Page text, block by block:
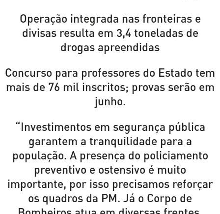
Operação integrada nas fronteiras e
divisas resulta em 3,4 toneladas de
drogas apreendidas
Concurso para professores do Estado tem
mais de 76 mil inscritos; provas serão em
junho.
“Investimentos em segurança pública
garantem a tranquilidade para a
população. A presença do policiamento
preventivo e ostensivo é muito
importante, por isso precisamos reforçar
os quadros da PM. Já o Corpo de